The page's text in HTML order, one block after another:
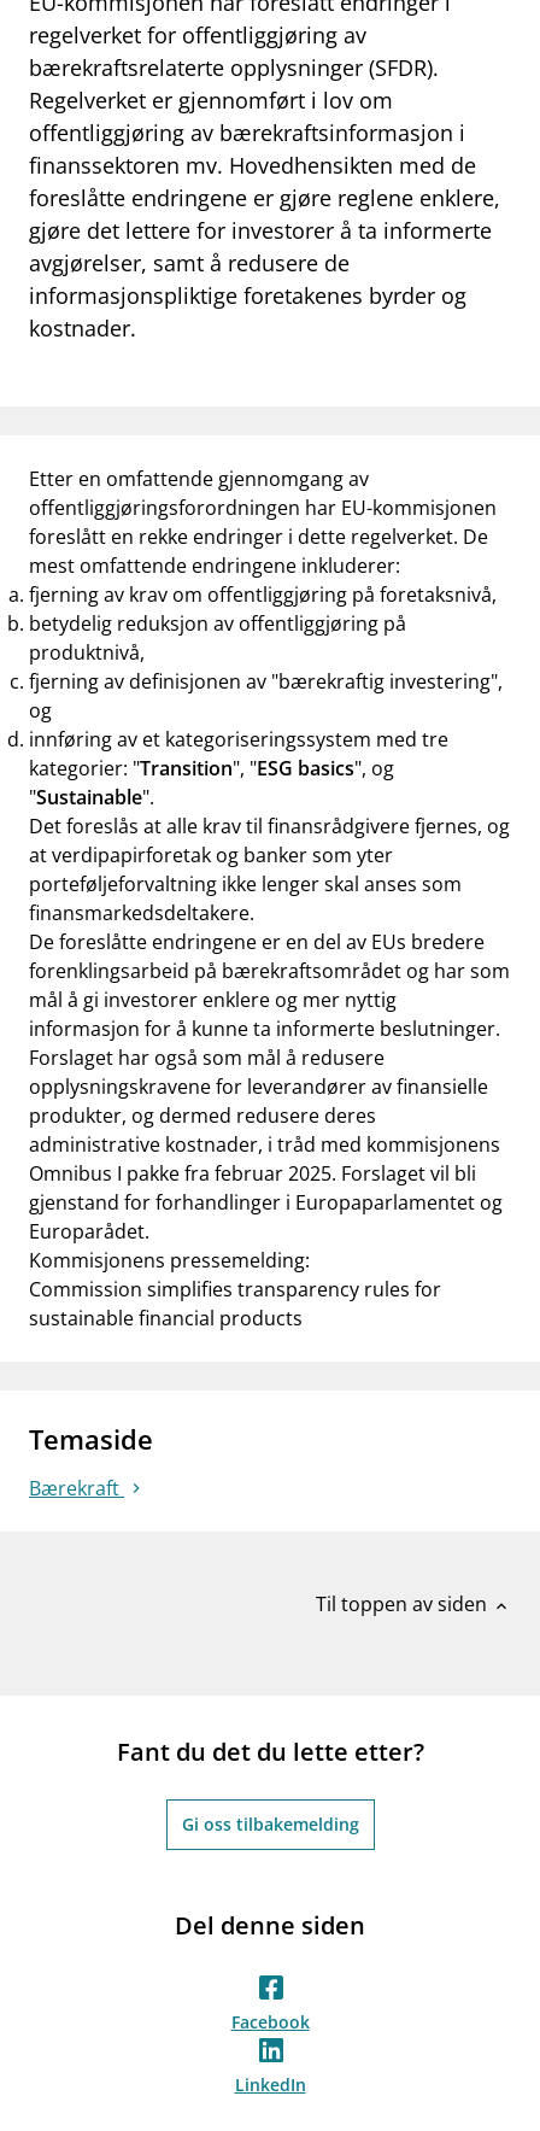
work_outlineJobb hos oss
dashboard Informasjon for investorer
notifications_noneAbonner på nyhetsvarsel
regelverket for offentliggjøring av
bærekraftsrelaterte opplysninger (SFDR).
Regelverket er gjennomført i lov om
offentliggjøring av bærekraftsinformasjon i
finanssektoren mv. Hovedhensikten med de
foreslåtte endringene er gjøre reglene enklere,
gjøre det lettere for investorer å ta informerte
avgjørelser, samt å redusere de
informasjonspliktige foretakenes byrder og
kostnader.
Etter en omfattende gjennomgang av
offentliggjøringsforordningen har EU-kommisjonen
foreslått en rekke endringer i dette regelverket. De
mest omfattende endringene inkluderer:
fjerning av krav om offentliggjøring på foretaksnivå,
betydelig reduksjon av offentliggjøring på
produktnivå,
fjerning av definisjonen av "bærekraftig investering",
og
innføring av et kategoriseringssystem med tre
kategorier: "Transition", "ESG basics", og
"Sustainable".
Det foreslås at alle krav til finansrådgivere fjernes, og
at verdipapirforetak og banker som yter
porteføljeforvaltning ikke lenger skal anses som
finansmarkedsdeltakere.
De foreslåtte endringene er en del av EUs bredere
forenklingsarbeid på bærekraftsområdet og har som
mål å gi investorer enklere og mer nyttig
informasjon for å kunne ta informerte beslutninger.
Forslaget har også som mål å redusere
opplysningskravene for leverandører av finansielle
produkter, og dermed redusere deres
administrative kostnader, i tråd med kommisjonens
Omnibus I pakke fra februar 2025. Forslaget vil bli
gjenstand for forhandlinger i Europaparlamentet og
Europarådet.
Kommisjonens pressemelding:
Commission simplifies transparency rules for
sustainable financial products
Temaside
Bærekraft
Til toppen av siden expand_less
Fant du det du lette etter?
Gi oss tilbakemelding
Del denne siden
Facebook
LinkedIn